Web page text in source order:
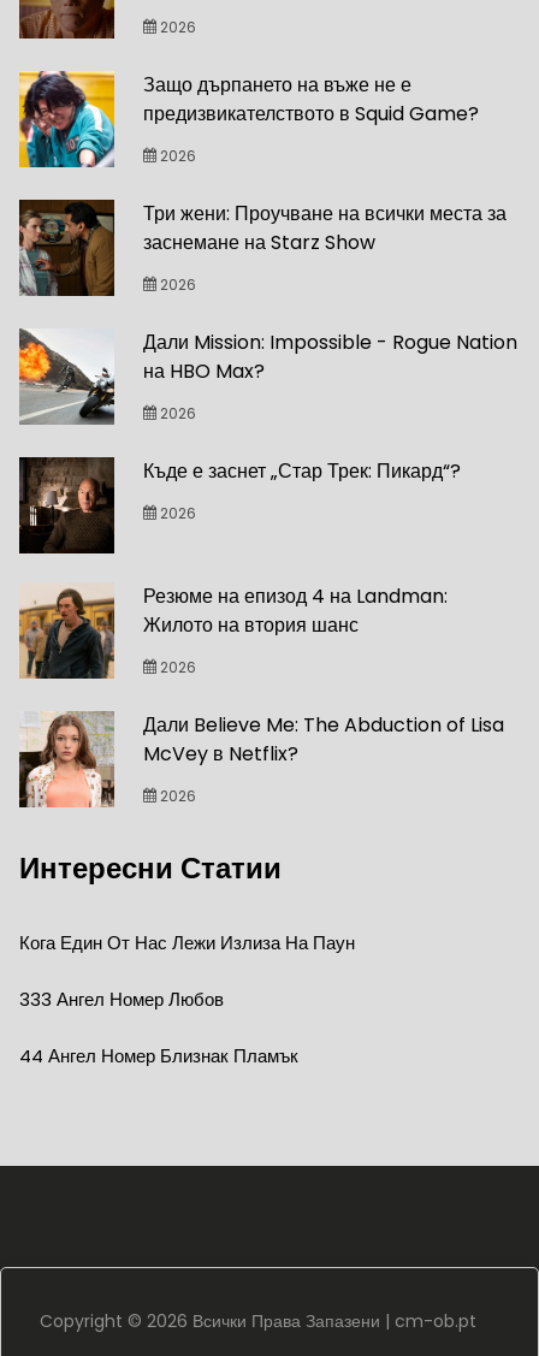
2026
Защо дърпането на въже не е
предизвикателството в Squid Game?
2026
Три жени: Проучване на всички места за
заснемане на Starz Show
2026
Дали Mission: Impossible - Rogue Nation
на HBO Max?
2026
Къде е заснет „Стар Трек: Пикард“?
2026
Резюме на епизод 4 на Landman:
Жилото на втория шанс
2026
Дали Believe Me: The Abduction of Lisa
McVey в Netflix?
2026
Интересни Статии
Кога Един От Нас Лежи Излиза На Паун
333 Ангел Номер Любов
44 Ангел Номер Близнак Пламък
Copyright © 2026 Всички Права Запазени | cm-ob.pt